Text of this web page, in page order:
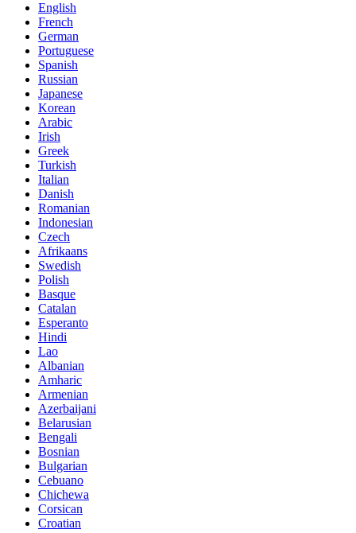
English
French
German
Portuguese
Spanish
Russian
Japanese
Korean
Arabic
Irish
Greek
Turkish
Italian
Danish
Romanian
Indonesian
Czech
Afrikaans
Swedish
Polish
Basque
Catalan
Esperanto
Hindi
Lao
Albanian
Amharic
Armenian
Azerbaijani
Belarusian
Bengali
Bosnian
Bulgarian
Cebuano
Chichewa
Corsican
Croatian